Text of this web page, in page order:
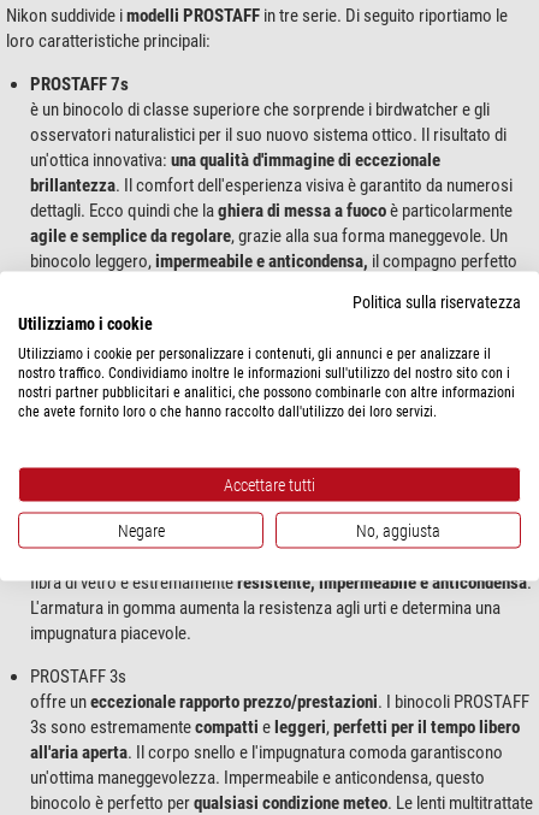
Nikon suddivide imodelli PROSTAFF in tre serie. Di seguito riportiamo le
loro caratteristiche principali:
PROSTAFF 7s
è un binocolo di classe superiore che sorprende i birdwatcher e gli
osservatori naturalistici per il suo nuovo sistema ottico. Il risultato di
un'ottica innovativa: una qualità d'immaginedi eccezionale
brillantezza. Il comfort dell'esperienza visiva è garantito da numerosi
dettagli. Ecco quindi che laghiera di messa a fuocoè particolarmente
agile e semplice da regolare, grazie alla sua forma maneggevole. Un
binocolo leggero,impermeabile e anticondensa, il compagno perfetto
garantiscono
immagini brillanti e nitidissime
, mentre il rivestimento a
correzione di fase determina una grande risoluzione. Il rivestimento
dielettrico a elevata riflettanza è sinonimo diluminosità di immagine e
fedeltà cromatica ottimali.
Le lenti, dotate di un pregiato rivestimento, garantiscono una eccellente
esperienza visiva, con immagini diestrema limpidezza e nitore. Tutte le
lenti e i prismi sono prodotti con lo speciale vetroEco-glass di Nikon
fibra di vetro è estremamenteresistente, impermeabile e anticondensa.
L'armatura in gomma aumenta la resistenza agli urti e determina una
impugnatura piacevole.
PROSTAFF 3s
offre uneccezionale rapporto prezzo/prestazioni. I binocoli PROSTAFF
3s sono estremamentecompatti eleggeri,perfetti per il tempo libero
all'aria aperta. Il corpo snello e l'impugnatura comoda garantiscono
un'ottima maneggevolezza. Impermeabile e anticondensa, questo
binocolo è perfetto perqualsiasi condizione meteo. Le lenti multitrattate
Politica sulla riservatezza
Utilizziamo i cookie
Utilizziamo i cookie per personalizzare i contenuti, gli annunci e per analizzare il
nostro traffico. Condividiamo inoltre le informazioni sull'utilizzo del nostro sito con i
nostri partner pubblicitari e analitici, che possono combinarle con altre informazioni
che avete fornito loro o che hanno raccolto dall'utilizzo dei loro servizi.
Accettare tutti
Negare No, aggiusta